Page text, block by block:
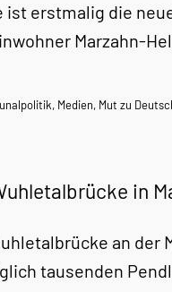
ist erstmalig die
Marzahn-
, Medien, Mut zu
in
an der
tausenden